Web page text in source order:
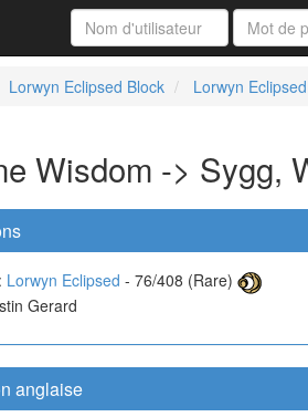
Lorwyn Eclipsed Block Lorwyn Eclipsed
Wisdom -> Sygg,
Lorwyn Eclipsed - 76/408 (Rare)
Gerard
anglaise